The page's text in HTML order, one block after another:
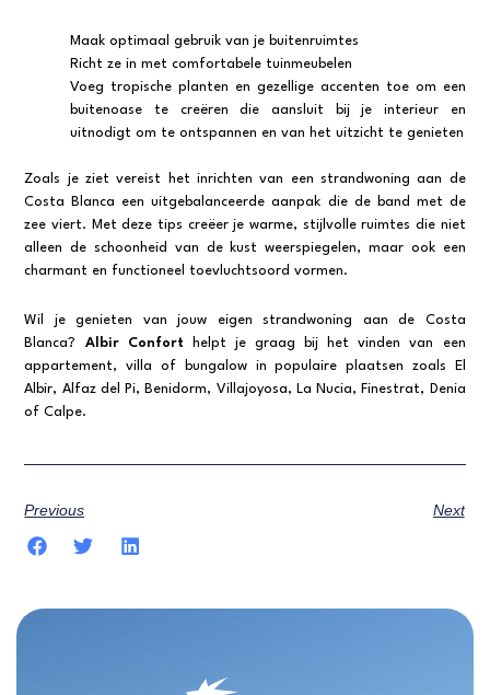
Maak optimaal gebruik van je buitenruimtes
Richt ze in met comfortabele tuinmeubelen
Voeg tropische planten en gezellige accenten toe om een
buitenoase te creëren die aansluit bij je interieur en
uitnodigt om te ontspannen en van het uitzicht te genieten
Zoals je ziet vereist het inrichten van een strandwoning aan de
Costa Blanca een uitgebalanceerde aanpak die de band met de
zee viert. Met deze tips creëer je warme, stijlvolle ruimtes die niet
alleen de schoonheid van de kust weerspiegelen, maar ook een
charmant en functioneel toevluchtsoord vormen.
Wil je genieten van jouw eigen strandwoning aan de Costa
Blanca? Albir Conforthelpt je graag bij het vinden van een
appartement, villa of bungalow in populaire plaatsen zoals El
Albir, Alfaz del Pi, Benidorm, Villajoyosa, La Nucia, Finestrat, Denia
of Calpe.
Previous Next